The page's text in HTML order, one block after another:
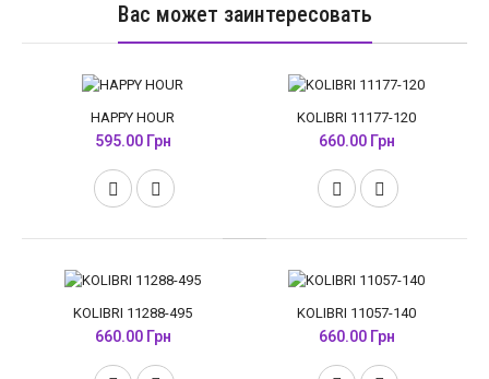
Вас может заинтересовать
HAPPY HOUR
595.00 Грн
KOLIBRI 11177-120
660.00 Грн
KOLIBRI 11288-495
660.00 Грн
KOLIBRI 11057-140
660.00 Грн